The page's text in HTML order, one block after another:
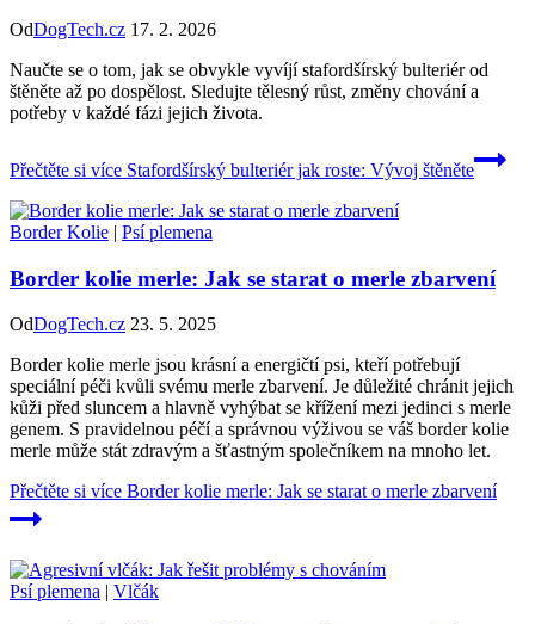
OdDogTech.cz 17. 2. 2026
Naučte se o tom, jak se obvykle vyvíjí stafordšírský bulteriér od
štěněte až po dospělost. Sledujte tělesný růst, změny chování a
potřeby v každé fázi jejich života.
Přečtěte si více Stafordšírský bulteriér jak roste: Vývoj štěněte
Border Kolie | Psí plemena
Border kolie merle: Jak se starat o merle zbarvení
OdDogTech.cz 23. 5. 2025
Border kolie merle jsou krásní a energičtí psi, kteří potřebují
speciální péči kvůli svému merle zbarvení. Je důležité chránit jejich
kůži před sluncem a hlavně vyhýbat se křížení mezi jedinci s merle
genem. S pravidelnou péčí a správnou výživou se váš border kolie
merle může stát zdravým a šťastným společníkem na mnoho let.
Přečtěte si více Border kolie merle: Jak se starat o merle zbarvení
Psí plemena | Vlčák